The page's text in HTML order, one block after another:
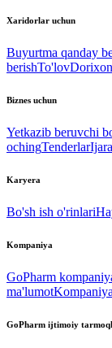
Xaridorlar uchun
Buyurtma qanday
berishTo'lov
Biznes uchun
Yetkazib beruvchi
ochingTenderlarIjara
Karyera
Bo'sh ish o'rinlari
Kompaniya
GoPharm
ma'lumot
GoPharm ijtimoiy